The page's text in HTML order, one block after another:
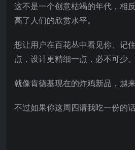
这不是一个创意枯竭的年代，相
高了人们的欣赏水平。
想让用户在百花丛中看见你、记
点，设计更精细一点，必不可少。
就像肯德基现在的炸鸡新品，越来
不过如果你这周四请我吃一份的